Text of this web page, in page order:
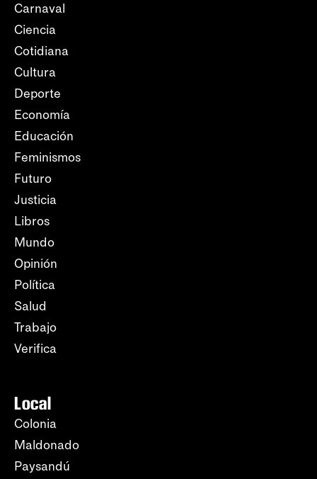
Carnaval
Ciencia
Cotidiana
Cultura
Deporte
Economía
Educación
Feminismos
Futuro
Justicia
Libros
Mundo
Opinión
Política
Salud
Trabajo
Verifica
Local
Colonia
Maldonado
Paysandú